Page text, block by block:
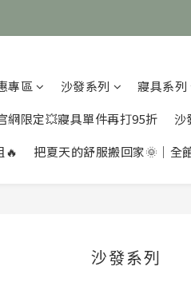
專區 沙發系列
寢具系列
網限定💥寢具單件再打95折
沙
🔥
把夏天的舒服搬回家🌞｜全
沙發系列